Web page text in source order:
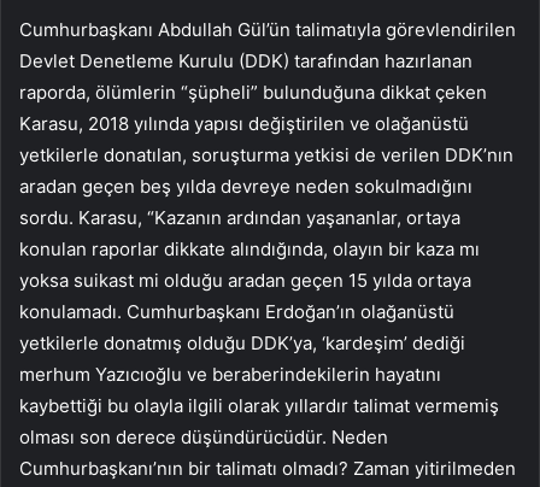
Cumhurbaşkanı Abdullah Gül’ün talimatıyla görevlendirilen
Devlet Denetleme Kurulu (DDK) tarafından hazırlanan
raporda, ölümlerin “şüpheli” bulunduğuna dikkat çeken
Karasu, 2018 yılında yapısı değiştirilen ve olağanüstü
yetkilerle donatılan, soruşturma yetkisi de verilen DDK’nın
aradan geçen beş yılda devreye neden sokulmadığını
sordu. Karasu, “Kazanın ardından yaşananlar, ortaya
konulan raporlar dikkate alındığında, olayın bir kaza mı
yoksa suikast mi olduğu aradan geçen 15 yılda ortaya
konulamadı. Cumhurbaşkanı Erdoğan’ın olağanüstü
yetkilerle donatmış olduğu DDK’ya, ‘kardeşim’ dediği
merhum Yazıcıoğlu ve beraberindekilerin hayatını
kaybettiği bu olayla ilgili olarak yıllardır talimat vermemiş
olması son derece düşündürücüdür. Neden
Cumhurbaşkanı’nın bir talimatı olmadı? Zaman yitirilmeden